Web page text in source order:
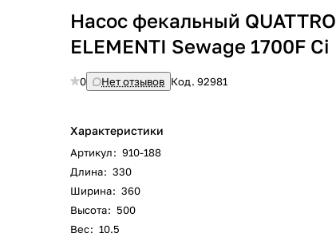
Насос фекальный QUATTRO
ELEMENTI Sewage 1700F Ci
0 Нет отзывов Код.92981
Характеристики
Артикул: 910-188
Длина: 330
Ширина: 360
Высота: 500
Вес: 10.5
Добавляйте товарыв корзину
Оплачивайте сегодня только
% картой любого банка